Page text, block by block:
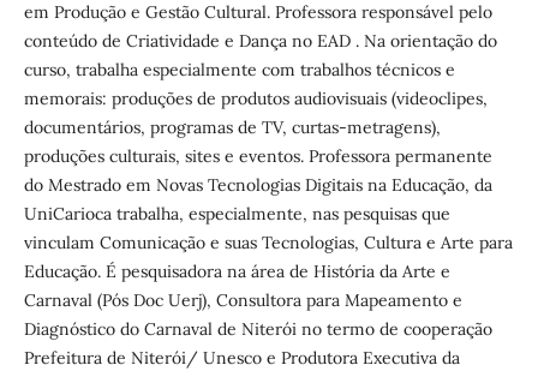
em Produção e Gestão Cultural. Professora responsável pelo
conteúdo de Criatividade e Dança no EAD . Na orientação do
curso, trabalha especialmente com trabalhos técnicos e
memorais: produções de produtos audiovisuais (videoclipes,
documentários, programas de TV, curtas-metragens),
produções culturais, sites e eventos. Professora permanente
do Mestrado em Novas Tecnologias Digitais na Educação, da
UniCarioca trabalha, especialmente, nas pesquisas que
vinculam Comunicação e suas Tecnologias, Cultura e Arte para
Educação. É pesquisadora na área de História da Arte e
Carnaval (Pós Doc Uerj), Consultora para Mapeamento e
Diagnóstico do Carnaval de Niterói no termo de cooperação
Prefeitura de Niterói/ Unesco e Produtora Executiva da